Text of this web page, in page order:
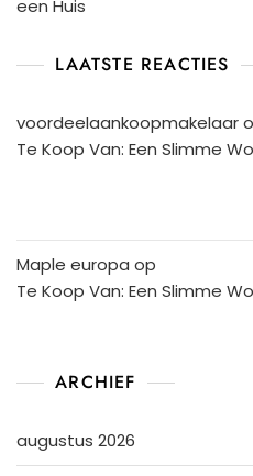
een Huis
LAATSTE REACTIES
voordeelaankoopmakelaar
Te Koop Van: Een Slimme
Maple europa op
Te Koop Van: Een Slimme
ARCHIEF
augustus 2026